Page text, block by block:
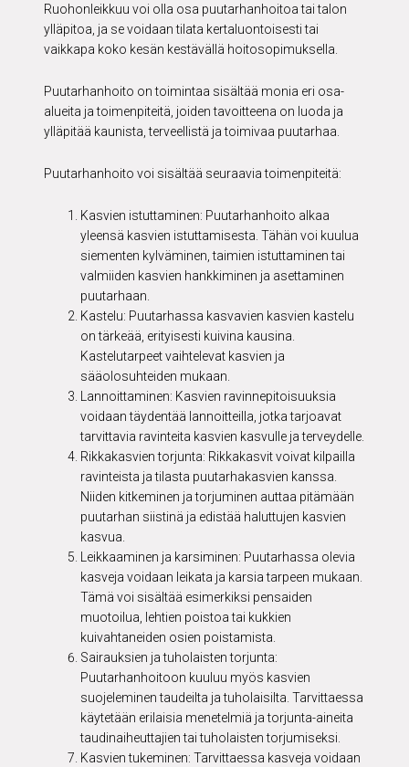
Ruohonleikkuu voi olla osa puutarhanhoitoa tai talon
ylläpitoa, ja se voidaan tilata kertaluontoisesti tai
vaikkapa koko kesän kestävällä hoitosopimuksella.
Puutarhanhoito on toimintaa sisältää monia eri osa-
alueita ja toimenpiteitä, joiden tavoitteena on luoda ja
ylläpitää kaunista, terveellistä ja toimivaa puutarhaa.
Puutarhanhoito voi sisältää seuraavia toimenpiteitä:
Kasvien istuttaminen: Puutarhanhoito alkaa
yleensä kasvien istuttamisesta. Tähän voi kuulua
siementen kylväminen, taimien istuttaminen tai
valmiiden kasvien hankkiminen ja asettaminen
puutarhaan.
Kastelu: Puutarhassa kasvavien kasvien kastelu
on tärkeää, erityisesti kuivina kausina.
Kastelutarpeet vaihtelevat kasvien ja
sääolosuhteiden mukaan.
Lannoittaminen: Kasvien ravinnepitoisuuksia
voidaan täydentää lannoitteilla, jotka tarjoavat
tarvittavia ravinteita kasvien kasvulle ja terveydelle.
Rikkakasvien torjunta: Rikkakasvit voivat kilpailla
ravinteista ja tilasta puutarhakasvien kanssa.
Niiden kitkeminen ja torjuminen auttaa pitämään
puutarhan siistinä ja edistää haluttujen kasvien
kasvua.
Leikkaaminen ja karsiminen: Puutarhassa olevia
kasveja voidaan leikata ja karsia tarpeen mukaan.
Tämä voi sisältää esimerkiksi pensaiden
muotoilua, lehtien poistoa tai kukkien
kuivahtaneiden osien poistamista.
Sairauksien ja tuholaisten torjunta:
Puutarhanhoitoon kuuluu myös kasvien
suojeleminen taudeilta ja tuholaisilta. Tarvittaessa
käytetään erilaisia menetelmiä ja torjunta-aineita
taudinaiheuttajien tai tuholaisten torjumiseksi.
Kasvien tukeminen: Tarvittaessa kasveja voidaan